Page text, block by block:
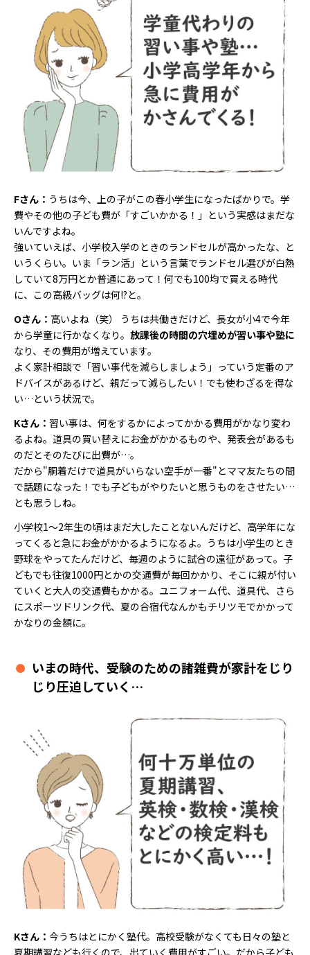
Fさん： うちは今、上の子がこの春小学生になったばかりで。学
費やその他の子ども費が「すごいかかる！」という実感はまだな
いんですよね。
強いていえば、小学校入学のときのランドセルが高かったな、と
いうくらい。いま「ラン活」という言葉でランドセル選びが白熱
していて8万円とか普通にあって！何でも100均で買える時代
に、この高級バッグは何!?と。
Oさん： 高いよね（笑） うちは共働きだけど、長女が小4で今年
から学童に行かなくなり。 放課後の時間の穴埋めが習い事や塾に
なり、その費用が増えています。
よく家計相談で「習い事代を減らしましょう」っていう定番のア
ドバイスがあるけど、親だって減らしたい！でも使わざるを得な
い…という状況で。
Kさん： 習い事は、何をするかによってかかる費用がかなり変わ
るよね。道具の買い替えにお金がかかるものや、発表会があるも
のだとそのたびに出費が…。
だから"胴着だけで道具がいらない空手が一番"とママ友たちの間
で話題になった！でも子どもがやりたいと思うものをさせたい…
とも思うしね。
小学校1～2年生の頃はまだ大したことないんだけど、高学年にな
ってくると急にお金がかかるようになるよ。うちは小学生のとき
野球をやってたんだけど、毎週のように試合の遠征があって。子
どもでも往復1000円とかの交通費が毎回かかり、そこに親が付い
ていくと大人の交通費もかかる。ユニフォーム代、道具代、さら
にスポーツドリンク代、夏の合宿代なんかもチリツモでかかって
かなりの金額に。
いまの時代、受験のための諸雑費が家計をじり
じり圧迫していく…
Kさん： 今うちはとにかく塾代。高校受験がなくても日々の塾と
夏期講習なども行くので、出ていく費用がすごい。だから子ども